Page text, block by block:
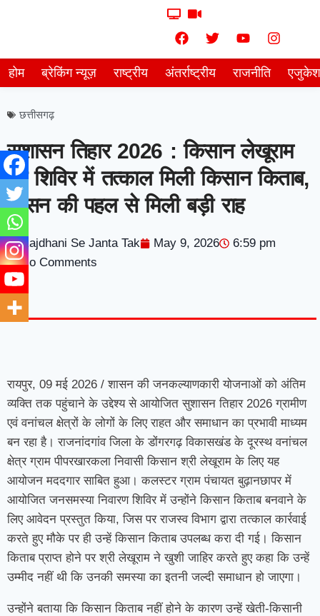
होम ब्रेकिंग न्यूज़ राष्ट्रीय अंतर्राष्ट्रीय राजनीति
छत्तीसगढ़
सुशासन तिहार 2026 : किसान लेखूराम
को शिविर में तत्काल मिली किसान किताब,
शासन की पहल से मिली बड़ी राह
Rajdhani Se Janta Tak May 9, 2026
6:59 pm
No Comments
रायपुर, 09 मई 2026 / शासन की जनकल्याणकारी योजनाओं को अंतिम
व्यक्ति तक पहुंचाने के उद्देश्य से आयोजित सुशासन तिहार 2026 ग्रामीण
एवं वनांचल क्षेत्रों के लोगों के लिए राहत और समाधान का प्रभावी माध्यम
बन रहा है। राजनांदगांव जिला के डोंगरगढ़ विकासखंड के दूरस्थ वनांचल
क्षेत्र ग्राम पीपरखारकला निवासी किसान श्री लेखूराम के लिए यह
आयोजन मददगार साबित हुआ। कलस्टर ग्राम पंचायत बुढ़ानछापर में
आयोजित जनसमस्या निवारण शिविर में उन्होंने किसान किताब बनवाने के
लिए आवेदन प्रस्तुत किया, जिस पर राजस्व विभाग द्वारा तत्काल कार्रवाई
करते हुए मौके पर ही उन्हें किसान किताब उपलब्ध करा दी गई। किसान
किताब प्राप्त होने पर श्री लेखूराम ने खुशी जाहिर करते हुए कहा कि उन्हें
उम्मीद नहीं थी कि उनकी समस्या का इतनी जल्दी समाधान हो जाएगा।
उन्होंने बताया कि किसान किताब नहीं होने के कारण उन्हें खेती-किसानी